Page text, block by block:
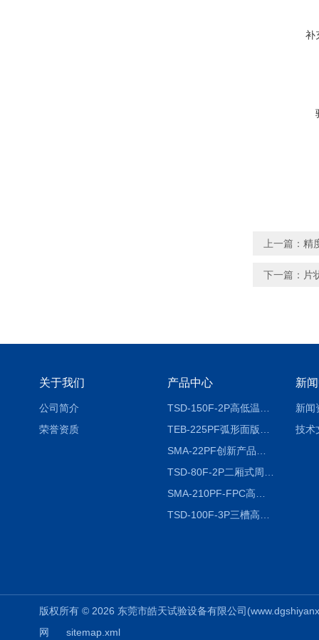
补
上一篇： 精
下一篇： 片
关于我们
公司简介
荣誉资质
产品中心 新
新闻
技术
版权所有 © 2026 东莞市皓天试验设备有限公司
网
sitemap.xml